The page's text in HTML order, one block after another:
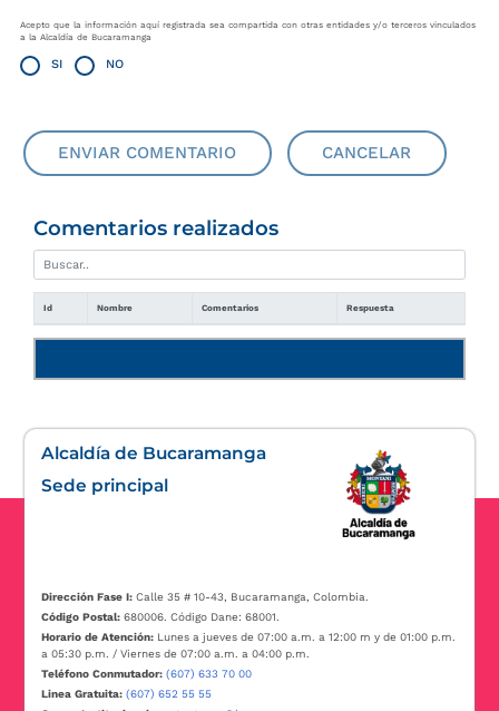
Acepto que la información aquí registrada sea compartida con otras entidades y/o terceros vinculados
a la Alcaldía de Bucaramanga
SI NO
ENVIAR COMENTARIO CANCELAR
Comentarios realizados
Id Nombre Comentarios Respuesta
Alcaldía de Bucaramanga
Sede principal
Dirección Fase I:Calle 35 # 10-43, Bucaramanga, Colombia.
Código Postal: 680006. Código Dane: 68001.
Horario de Atención: Lunes a jueves de 07:00 a.m. a 12:00 m y de 01:00 p.m.
a 05:30 p.m. / Viernes de 07:00 a.m. a 04:00 p.m.
Teléfono Conmutador: (607) 633 70 00
Linea Gratuita: (607) 652 55 55